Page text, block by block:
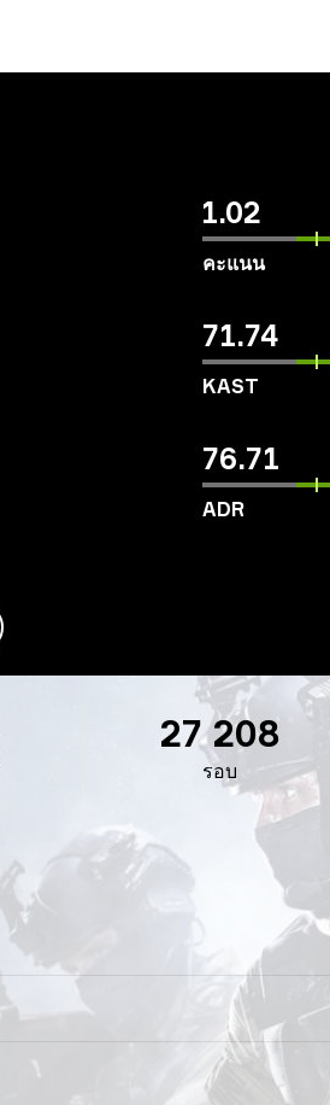
1.02
คะแนน
71.74
KAST
76.71
ADR
รอบ
27 208